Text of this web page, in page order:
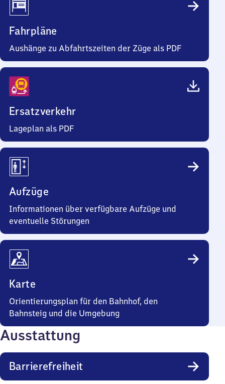
Fahrpläne
Aushänge zu Abfahrtszeiten der Züge als PDF
Ersatzverkehr
Lageplan als PDF
Aufzüge
Informationen über verfügbare Aufzüge und
eventuelle Störungen
Karte
Orientierungsplan für den Bahnhof, den
Bahnsteig und die Umgebung
Ausstattung
Barrierefreiheit